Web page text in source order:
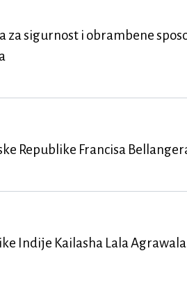
za sigurnost i obrambene
Republike Francisa
Indije Kailasha Lala Agrawala